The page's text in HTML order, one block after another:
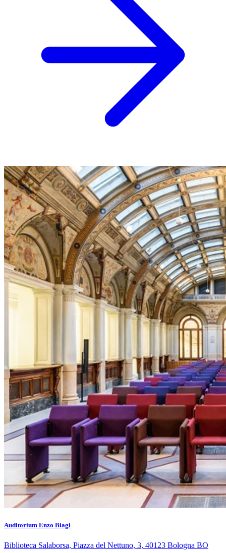
Auditorium Enzo Biagi
Biblioteca Salaborsa, Piazza del Nettuno, 3, 40123 Bologna BO